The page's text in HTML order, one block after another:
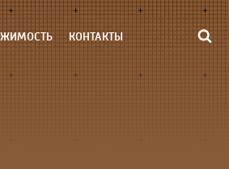
КОНТАКТЫ